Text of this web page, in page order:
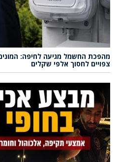
מהפכת החשמל מגיעה לחיפה:
צפויים לחסוך אלפי שקלים